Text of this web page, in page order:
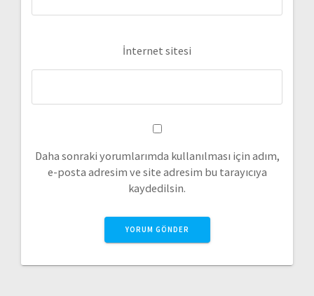
İnternet sitesi
Daha sonraki yorumlarımda kullanılması için adım,
e-posta adresim ve site adresim bu tarayıcıya
kaydedilsin.